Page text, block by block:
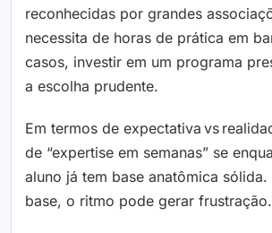
reconhecidas por grandes
necessita de horas de prática em
casos, investir em um programa
a escolha prudente.
Em termos de expectativa vs
de “expertise em semanas” se
aluno já tem base anatômica sólida.
base, o ritmo pode gerar frustração.